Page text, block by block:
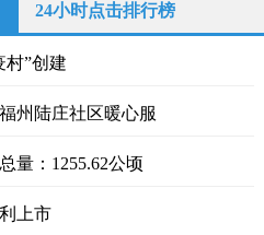
24小时点击排行榜
村”创建
州陆庄社区暖心服
量：1255.62公顷
上市